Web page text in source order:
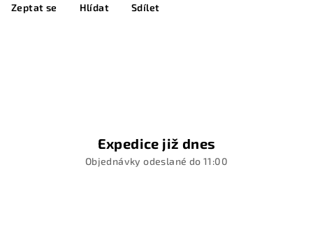
Zeptat se Hlídat Sdílet
Expedice již dnes
Objednávky odeslané do 11:00